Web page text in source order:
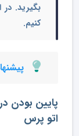
بگیرید.
کنیم.
پایین بودن
اتو پرس